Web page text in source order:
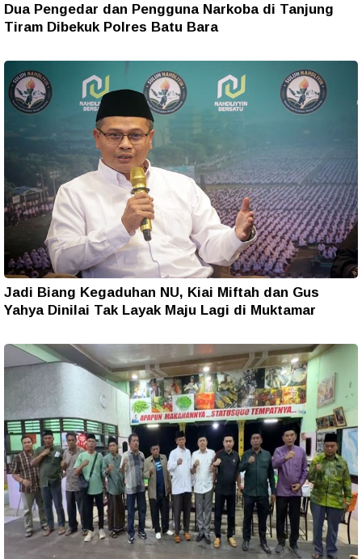
Dua Pengedar dan Pengguna Narkoba di Tanjung
Tiram Dibekuk Polres Batu Bara
Jadi Biang Kegaduhan NU, Kiai Miftah dan Gus
Yahya Dinilai Tak Layak Maju Lagi di Muktamar